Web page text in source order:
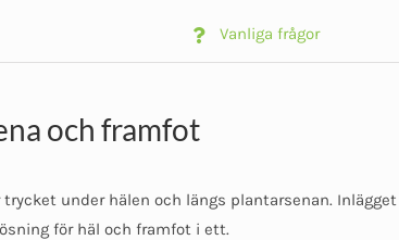
Vanliga frågor
och framfot
under hälen och längs plantarsenan. Inlägget
för häl och framfot i ett.